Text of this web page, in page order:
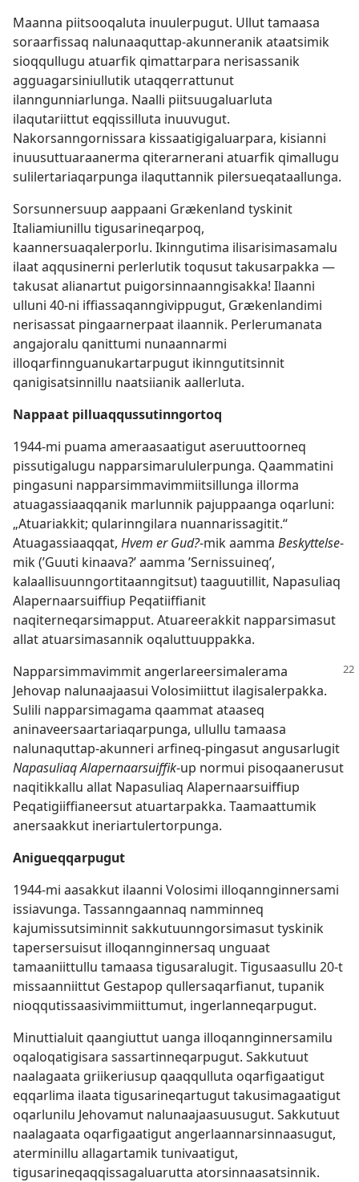
Maanna piitsooqaluta inuulerpugut. Ullut tamaasa
soraarfissaq nalunaaquttap-akunneranik ataatsimik
sioqqullugu atuarfik qimattarpara nerisassanik
agguagarsiniullutik utaqqerrattunut
ilanngunniarlunga. Naalli piitsuugaluarluta
ilaqutariittut eqqissilluta inuuvugut.
Nakorsanngornissara kissaatigigaluarpara, kisianni
inuusuttuaraanerma qiterarnerani atuarfik qimallugu
sulilertariaqarpunga ilaquttannik pilersueqataallunga.
Sorsunnersuup aappaani Grækenland tyskinit
Italiamiunillu tigusarineqarpoq,
kaannersuaqalerporlu. Ikinngutima ilisarisimasamalu
ilaat aqqusinerni perlerlutik toqusut takusarpakka —
takusat alianartut puigorsinnaanngisakka! Ilaanni
ulluni 40-ni iffiassaqanngivippugut, Grækenlandimi
nerisassat pingaarnerpaat ilaannik. Perlerumanata
angajoralu qanittumi nunaannarmi
illoqarfinnguanukartarpugut ikinngutitsinnit
qanigisatsinnillu naatsiianik aallerluta.
Nappaat pilluaqqussutinngortoq
1944-mi puama ameraasaatigut aseruuttoorneq
pissutigalugu napparsimarululerpunga. Qaammatini
pingasuni napparsimmavimmiitsillunga illorma
atuagassiaaqqanik marlunnik pajuppaanga oqarluni:
„Atuariakkit; qularinngilara nuannarissagitit.“
Atuagassiaaqqat, Hvem er Gud?-mik aamma Beskyttelse-
mik (’Guuti kinaava?’ aamma ’Sernissuineq’,
kalaallisuunngortitaanngitsut) taaguutillit, Napasuliaq
Alapernaarsuiffiup Peqatiiffianit
naqiterneqarsimapput. Atuareerakkit napparsimasut
allat atuarsimasannik oqaluttuuppakka.
Napparsimmavimmit angerlareersimalerama
Jehovap nalunaajaasui Volosimiittut ilagisalerpakka.
Sulili napparsimagama qaammat ataaseq
aninaveersaartariaqarpunga, ullullu tamaasa
nalunaquttap-akunneri arfineq-pingasut angusarlugit
Napasuliaq Alapernaarsuiffik-up normui pisoqaanerusut
naqitikkallu allat Napasuliaq Alapernaarsuiffiup
Peqatigiiffianeersut atuartarpakka. Taamaattumik
anersaakkut ineriartulertorpunga.
Anigueqqarpugut
1944-mi aasakkut ilaanni Volosimi illoqannginnersami
issiavunga. Tassanngaannaq namminneq
kajumissutsiminnit sakkutuunngorsimasut tyskinik
tapersersuisut illoqannginnersaq unguaat
tamaaniittullu tamaasa tigusaralugit. Tigusaasullu 20-t
missaanniittut Gestapop qullersaqarfianut, tupanik
nioqqutissaasivimmiittumut, ingerlanneqarpugut.
Minuttialuit qaangiuttut uanga illoqannginnersamilu
oqaloqatigisara sassartinneqarpugut. Sakkutuut
naalagaata griikeriusup qaaqqulluta oqarfigaatigut
eqqarlima ilaata tigusarineqartugut takusimagaatigut
oqarlunilu Jehovamut nalunaajaasuusugut. Sakkutuut
naalagaata oqarfigaatigut angerlaannarsinnaasugut,
aterminillu allagartamik tunivaatigut,
tigusarineqaqqissagaluarutta atorsinnaasatsinnik.